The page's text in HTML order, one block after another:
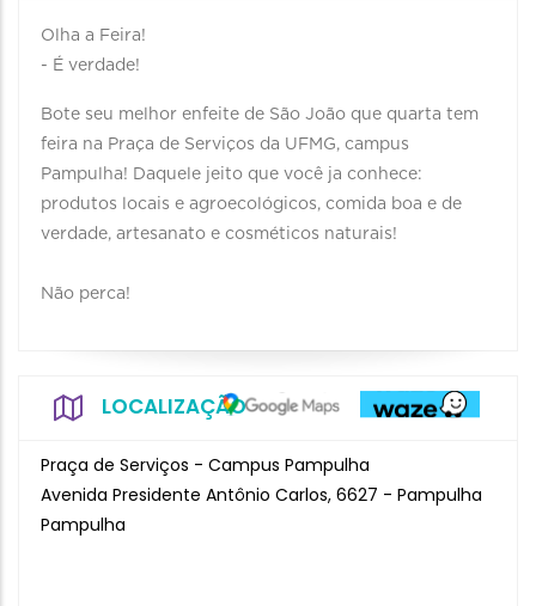
Olha a Feira!
- É verdade!
Bote seu melhor enfeite de São João que quarta tem
feira na Praça de Serviços da UFMG, campus
Pampulha! Daquele jeito que você ja conhece:
produtos locais e agroecológicos, comida boa e de
verdade, artesanato e cosméticos naturais!
Não perca!
LOCALIZAÇÃO
Praça de Serviços - Campus Pampulha
Avenida Presidente Antônio Carlos, 6627 - Pampulha
Pampulha